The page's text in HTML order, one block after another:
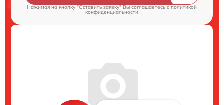
Нажимая на кнопку "Оставить заявку" Вы соглашаетесь c политикой
конфиденциальности